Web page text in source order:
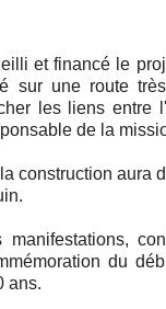
et financé le
sur une route
les liens entre
de la
construction aura
manifestations,
du
ans.